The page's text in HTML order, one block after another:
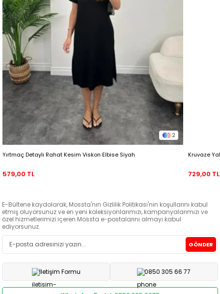
2
Yırtmaç Detaylı Rahat Kesim Viskon Elbise Siyah
579,00 TL
Kruvaze
729,00 TL
E-Bültene kaydolarak, Mossta'nın Gizlilik Politikası'nın koşullarını kabul
etmiş oluyorsunuz ve en yeni koleksiyonlarımızı, kampanyalarımızı ve
özel hizmetlerimizi içeren Mossta e-postalarını almayı kabul
ediyorsunuz.
GÖNDER
İletişim Formu 0850 305 66 77